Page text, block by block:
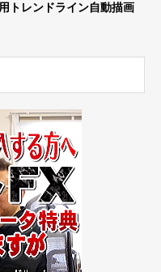
トレンドライン自動描画